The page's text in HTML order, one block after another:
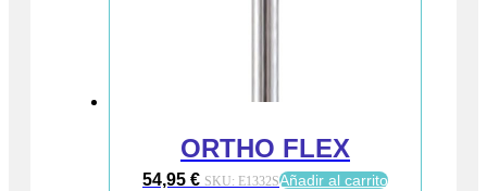
ORTHO FLEX
54,95 € SKU: E1332SAñadir al carrito